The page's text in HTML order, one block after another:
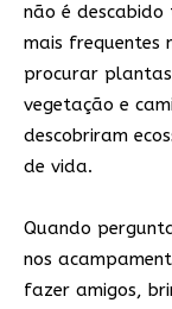
não é
mais frequentes
procurar plantas
vegetação e
descobriram
de vida.
Quando
nos
fazer amigos,